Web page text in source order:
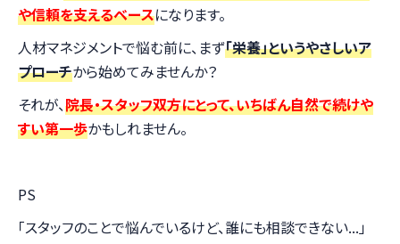
や信頼を支えるベースになります。
人材マネジメントで悩む前に、まず「栄養」というやさしいア
プローチから始めてみませんか？
それが、院長・スタッフ双方にとって、いちばん自然で続けや
すい第一歩かもしれません。
PS
「スタッフのことで悩んでいるけど、誰にも相談できない...」